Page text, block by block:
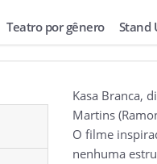
Teatro por gênero Stand
Kasa Branca,
Martins
O filme
nenhuma